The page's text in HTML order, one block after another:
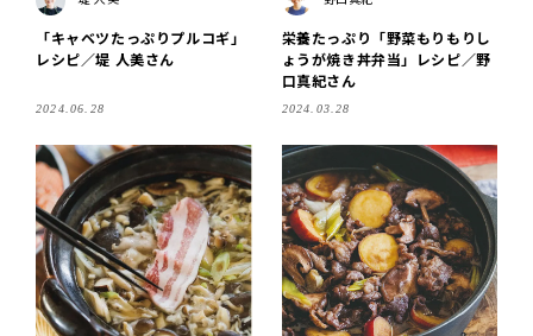
「キャベツたっぷりプルコギ」
レシピ／堤 人美さん
2024.06.28
栄養たっぷり「野菜もりもりし
ょうが焼き丼弁当」レシピ／野
口真紀さん
2024.03.28